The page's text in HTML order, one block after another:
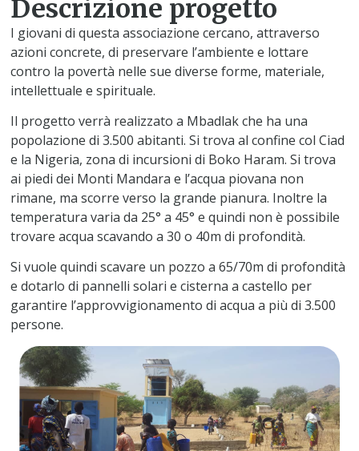
Descrizione progetto
I giovani di questa associazione cercano, attraverso
azioni concrete, di preservare l’ambiente e lottare
contro la povertà nelle sue diverse forme, materiale,
intellettuale e spirituale.
Il progetto verrà realizzato a Mbadlak che ha una
popolazione di 3.500 abitanti. Si trova al confine col Ciad
e la Nigeria, zona di incursioni di Boko Haram. Si trova
ai piedi dei Monti Mandara e l’acqua piovana non
rimane, ma scorre verso la grande pianura. Inoltre la
temperatura varia da 25° a 45° e quindi non è possibile
trovare acqua scavando a 30 o 40m di profondità.
Si vuole quindi scavare un pozzo a 65/70m di profondità
e dotarlo di pannelli solari e cisterna a castello per
garantire l’approvvigionamento di acqua a più di 3.500
persone.